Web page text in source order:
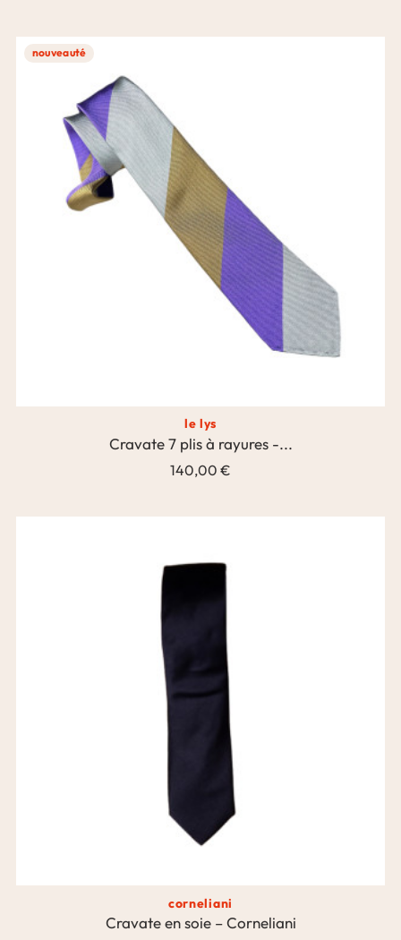
nouveauté
le lys
Cravate 7 plis à rayures -...
140,00 €
corneliani
Cravate en soie – Corneliani